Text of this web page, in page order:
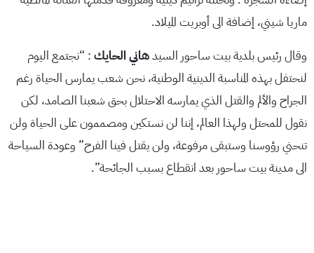
ماريا شيني، إضافة الى أوبريت الميلاد.
وقال رئيس بلدية بيت ساحور السيدهاني الحايك : “نجتمع اليوم
لنحتفل بهذه المناسبة الدينية الوطنية، نحن شعب يمارس الحياة رغم
الجراح والألم والقتل الذي يمارسه الاحتلال بحق شعبنا الصامد، لكن
نقول للمحتل ولهذا العالم، إننا لن نستكين ومصممون على الحياة ولن
تنحني رؤوسنا وستبقى مرفوعة، ولن يقتل فينا الفرح” وعودة السياحة
الى مدينة بيت ساحور بعد انقطاع بسبب الجائحة”.